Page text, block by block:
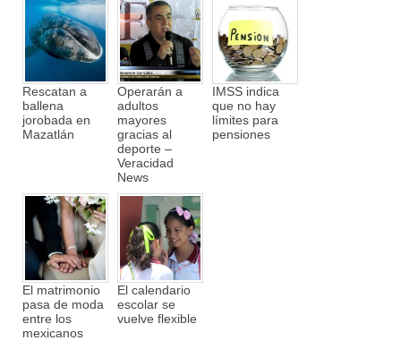
Rescatan a
ballena
jorobada en
Mazatlán
Operarán a
adultos
mayores
gracias al
deporte –
Veracidad
News
IMSS indica
que no hay
límites para
pensiones
El matrimonio
pasa de moda
entre los
mexicanos
El calendario
escolar se
vuelve flexible